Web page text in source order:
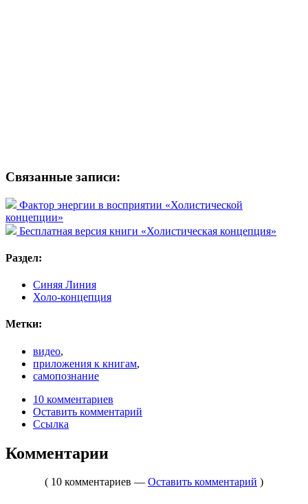
Связанные записи:
Фактор энергии в восприятии «Холистической
концепции»
Бесплатная версия книги «Холистическая концепция»
Раздел:
Синяя Линия
Холо-концепция
Метки:
видео,
приложения к книгам,
самопознание
10 комментариев
Оставить комментарий
Ссылка
Комментарии
( 10 комментариев — Оставить комментарий )